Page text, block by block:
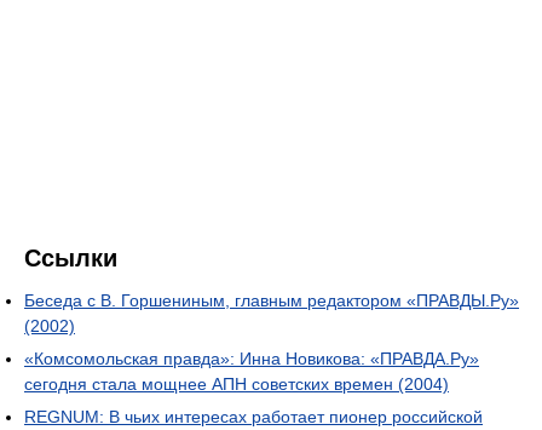
Ссылки
Беседа с В. Горшениным, главным редактором «ПРАВДЫ.Ру»
(2002)
«Комсомольская правда»: Инна Новикова: «ПРАВДА.Ру»
сегодня стала мощнее АПН советских времен (2004)
REGNUM: В чьих интересах работает пионер российской